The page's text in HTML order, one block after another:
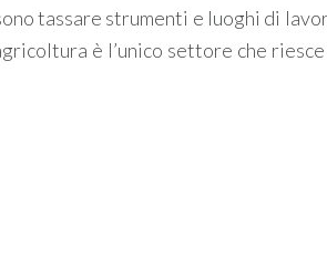
tassare strumenti e luoghi di
è l’unico settore che